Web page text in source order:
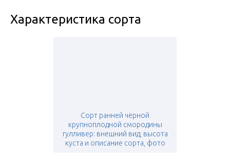
Характеристика сорта
Сорт ранней чёрной
крупноплодной смородины
гулливер: внешний вид, высота
куста и описание сорта, фото